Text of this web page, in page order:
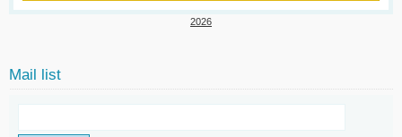
2026
Mail list